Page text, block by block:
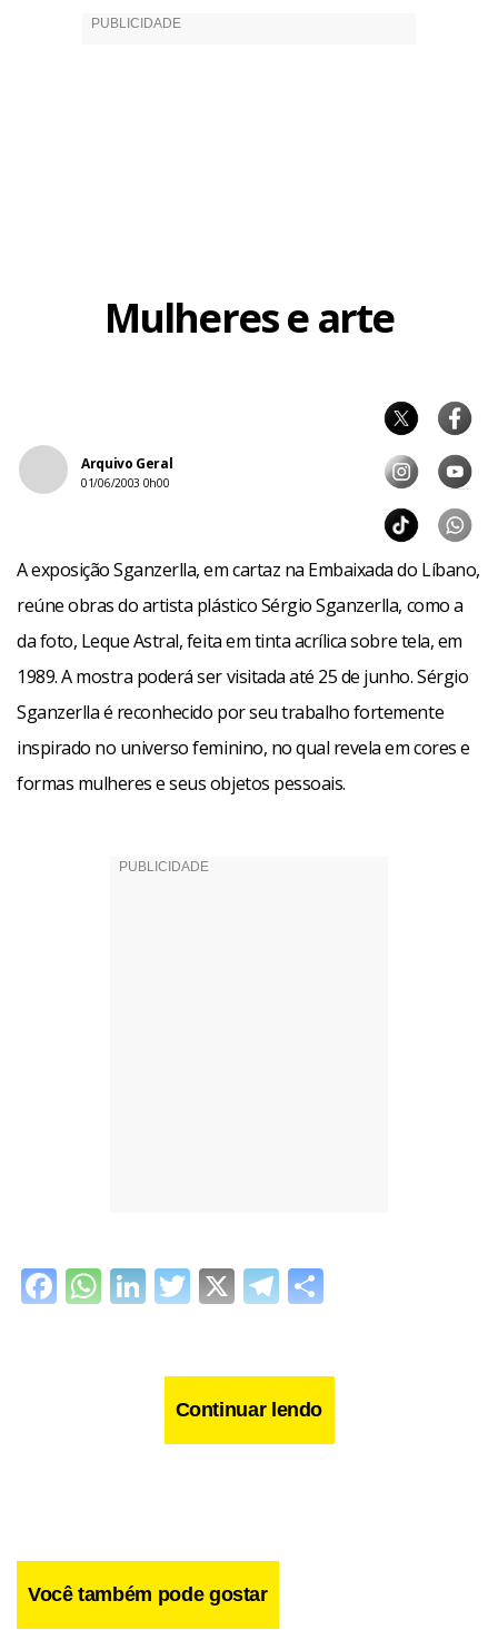
Mulheres e arte
Arquivo Geral
01/06/2003 0h00
A exposição Sganzerlla, em cartaz na Embaixada do Líbano,
reúne obras do artista plástico Sérgio Sganzerlla, como a
da foto, Leque Astral, feita em tinta acrílica sobre tela, em
1989. A mostra poderá ser visitada até 25 de junho. Sérgio
Sganzerlla é reconhecido por seu trabalho fortemente
inspirado no universo feminino, no qual revela em cores e
formas mulheres e seus objetos pessoais.
Facebook
WhatsApp
LinkedIn
Twitter
X Telegram
Continuar lendo
Você também pode gostar